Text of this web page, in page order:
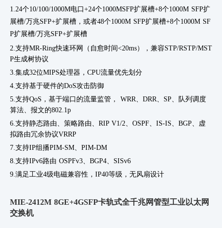
1.24个10/100/1000M电口+24个1000MSFP扩展槽+8个1000M SFP扩
展槽/万兆SFP+扩展槽，或者48个1000M SFP扩展槽+8个1000M SF
P扩展槽/万兆SFP+扩展槽
2.支持MR-Ring快速环网（自愈时间<20ms），兼容STP/RSTP/MST
P生成树协议
3.集成32位MIPS处理器，CPU流量优先划分
4.支持基于硬件的DoS攻击防御
5.支持QoS，基于端口的流量监管， WRR、DRR、SP、队列调度
算法、报文的802.1p
6.支持静态路由、策略路由、 RIP V1/2、OSPF、IS-IS、BGP、虚
拟路由冗余协议VRRP
7.支持IP组播PIM-SM、PIM-DM
8.支持IPv6路由 OSPFv3、BGP4、SISv6
9.满足工业4级电磁兼容性，IP40等级，无风扇设计
MIE-2412M 8GE+4GSFP卡轨式全千兆网管型工业以太网
交换机